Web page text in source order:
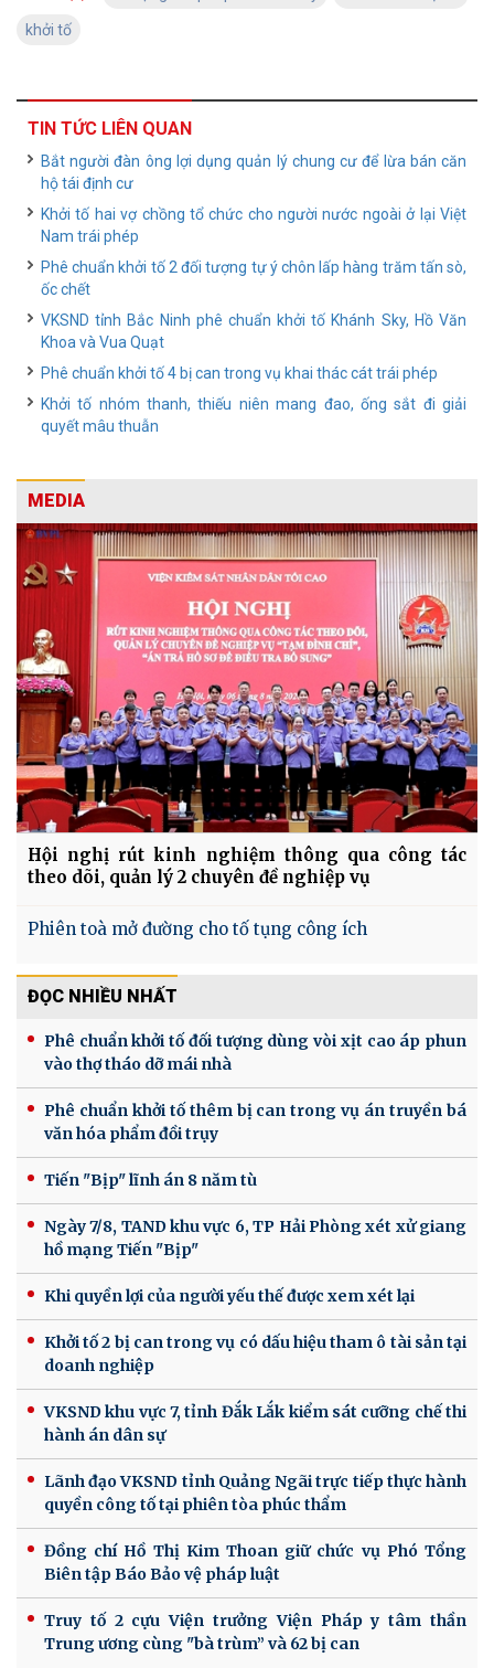
khởi tố
TIN TỨC LIÊN QUAN
Bắt người đàn ông lợi dụng quản lý chung cư để lừa bán căn
hộ tái định cư
Khởi tố hai vợ chồng tổ chức cho người nước ngoài ở lại Việt
Nam trái phép
Phê chuẩn khởi tố 2 đối tượng tự ý chôn lấp hàng trăm tấn sò,
ốc chết
VKSND tỉnh Bắc Ninh phê chuẩn khởi tố Khánh Sky, Hồ Văn
Khoa và Vua Quạt
Phê chuẩn khởi tố 4 bị can trong vụ khai thác cát trái phép
Khởi tố nhóm thanh, thiếu niên mang đao, ống sắt đi giải
quyết mâu thuẫn
MEDIA
Hội nghị rút kinh nghiệm thông qua công tác
theo dõi, quản lý 2 chuyên đề nghiệp vụ
Phiên toà mở đường cho tố tụng công ích
ĐỌC NHIỀU NHẤT
Phê chuẩn khởi tố đối tượng dùng vòi xịt cao áp phun
vào thợ tháo dỡ mái nhà
Phê chuẩn khởi tố thêm bị can trong vụ án truyền bá
văn hóa phẩm đồi trụy
Tiến "Bịp" lĩnh án 8 năm tù
Ngày 7/8, TAND khu vực 6, TP Hải Phòng xét xử giang
hồ mạng Tiến "Bịp"
Khi quyền lợi của người yếu thế được xem xét lại
Khởi tố 2 bị can trong vụ có dấu hiệu tham ô tài sản tại
doanh nghiệp
VKSND khu vực 7, tỉnh Đắk Lắk kiểm sát cưỡng chế thi
hành án dân sự
Lãnh đạo VKSND tỉnh Quảng Ngãi trực tiếp thực hành
quyền công tố tại phiên tòa phúc thẩm
Đồng chí Hồ Thị Kim Thoan giữ chức vụ Phó Tổng
Biên tập Báo Bảo vệ pháp luật
Truy tố 2 cựu Viện trưởng Viện Pháp y tâm thần
Trung ương cùng "bà trùm” và 62 bị can